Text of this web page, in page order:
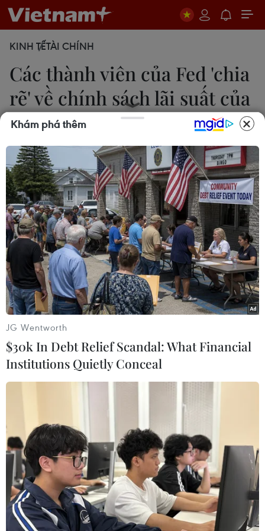
KINH TẾTÀI CHÍNH
Các thành viên của Fed 'chia
rẽ' về chính sách lãi suất của
Mỹ
11/04/2019 06:14
Giữa bối cảnh kinh tế toàn cầu tăng trưởng chậm
lại và tranh chấp thương mại giữa Mỹ và các nền
kinh tế lớn khác, các nhà hoạch định chính sách
của Fed đã đưa ra những quan điểm trái chiều.
Quang cảnh Cục dự trữ liên bang Mỹ ở Washington, DC. (Ảnh:
AFP/TTXVN)
Theo biên bản cuộc họp chính sách hồi tháng Ba
của Cục Dự trữ Liên bang Mỹ (Fed), các thành
viên của cơ quan này đang “chia rẽ” giữa hai xu
hướng lạc quan và cẩn trọng, khi một số người
Khám phá thêm
JG Wentworth
$30k In Debt Relief Scandal: What Financial
Institutions Quietly Conceal